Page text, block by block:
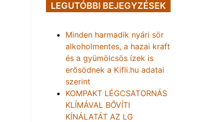
LEGUTÓBBI BEJEGYZÉSEK
Minden harmadik nyári sör
alkoholmentes, a hazai kraft
és a gyümölcsös ízek is
erősödnek a Kifli.hu adatai
szerint
KOMPAKT LÉGCSATORNÁS
KLÍMÁVAL BŐVÍTI
KÍNÁLATÁT AZ LG